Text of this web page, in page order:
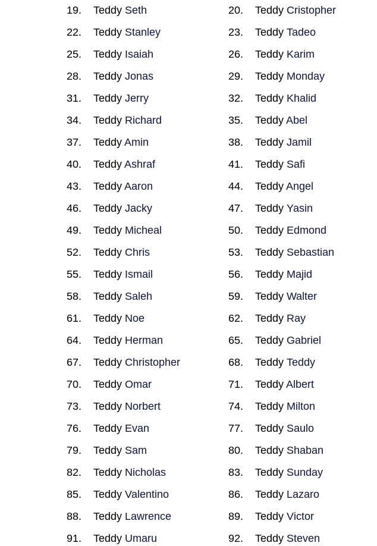
Teddy Seth Teddy Cristopher
Teddy Stanley Teddy Tadeo
Teddy Isaiah Teddy Karim
Teddy Jonas Teddy Monday
Teddy Jerry Teddy Khalid
Teddy Richard Teddy Abel
Teddy Amin Teddy Jamil
Teddy Ashraf Teddy Safi
Teddy Aaron Teddy Angel
Teddy Jacky Teddy Yasin
Teddy Micheal Teddy Edmond
Teddy Chris Teddy Sebastian
Teddy Ismail Teddy Majid
Teddy Saleh Teddy Walter
Teddy Noe Teddy Ray
Teddy Herman Teddy Gabriel
Teddy Christopher Teddy Teddy
Teddy Omar Teddy Albert
Teddy Norbert Teddy Milton
Teddy Evan Teddy Saulo
Teddy Sam Teddy Shaban
Teddy Nicholas Teddy Sunday
Teddy Valentino Teddy Lazaro
Teddy Lawrence Teddy Victor
Teddy Umaru Teddy Steven